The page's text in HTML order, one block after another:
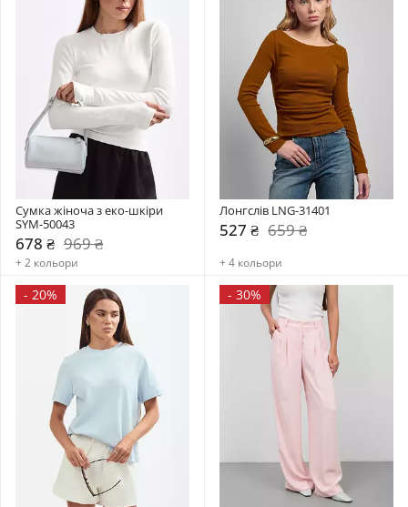
Сумка жіноча з еко-шкіри
SYM-50043
678 ₴ 969 ₴
+ 2 кольори
Лонгслів LNG-31401
527 ₴ 659 ₴
+ 4 кольори
- 20% - 30%